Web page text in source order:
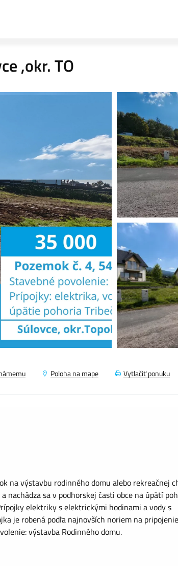
,okr. TO
Poloha na mape Vytlačiť ponuku
na výstavbu rodinného domu alebo rekreačnej
nachádza sa v podhorskej časti obce na úpätí
elektriky s elektrickými hodinami a vody s
je robená podľa najnovších noriem na pripojenie
výstavba Rodinného domu.